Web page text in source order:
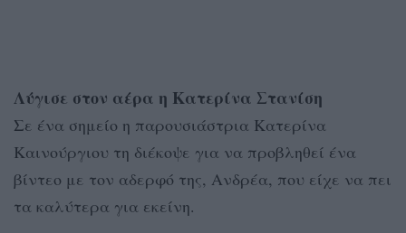
Λύγισε στον αέρα η Κατερίνα Στανίση
Σε ένα σημείο η παρουσιάστρια Κατερίνα
Καινούργιου τη διέκοψε για να προβληθεί ένα
βίντεο με τον αδερφό της, Ανδρέα, που είχε να πει
τα καλύτερα για εκείνη.